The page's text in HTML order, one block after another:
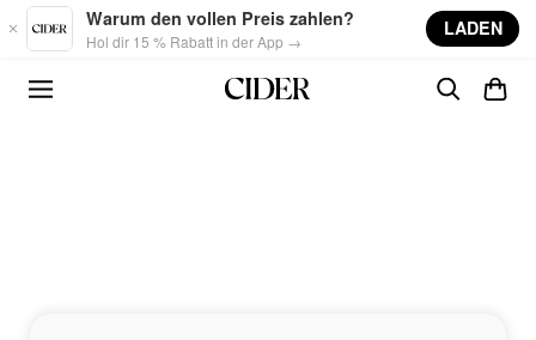
Skip to main content
Warum den vollen Preis zahlen?
Hol dir 15 % Rabatt in der App →
LADEN